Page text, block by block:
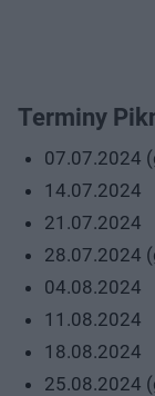
Terminy
07.07.2024
14.07.2024
21.07.2024
28.07.2024
04.08.2024
11.08.2024
18.08.2024
25.08.2024